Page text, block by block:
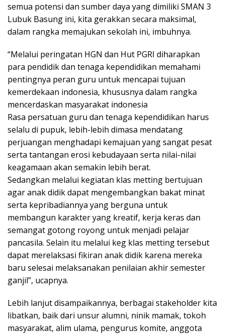
semua potensi dan sumber daya yang dimiliki SMAN 3
Lubuk Basung ini, kita gerakkan secara maksimal,
dalam rangka memajukan sekolah ini, imbuhnya.
“Melalui peringatan HGN dan Hut PGRI diharapkan
para pendidik dan tenaga kependidikan memahami
pentingnya peran guru untuk mencapai tujuan
kemerdekaan indonesia, khususnya dalam rangka
mencerdaskan masyarakat indonesia
Rasa persatuan guru dan tenaga kependidikan harus
selalu di pupuk, lebih-lebih dimasa mendatang
perjuangan menghadapi kemajuan yang sangat pesat
serta tantangan erosi kebudayaan serta nilai-nilai
keagamaan akan semakin lebih berat.
Sedangkan melalui kegiatan klas metting bertujuan
agar anak didik dapat mengembangkan bakat minat
serta kepribadiannya yang berguna untuk
membangun karakter yang kreatif, kerja keras dan
semangat gotong royong untuk menjadi pelajar
pancasila. Selain itu melalui keg klas metting tersebut
dapat merelaksasi fikiran anak didik karena mereka
baru selesai melaksanakan penilaian akhir semester
ganjil”, ucapnya.
Lebih lanjut disampaikannya, berbagai stakeholder kita
libatkan, baik dari unsur alumni, ninik mamak, tokoh
masyarakat, alim ulama, pengurus komite, anggota